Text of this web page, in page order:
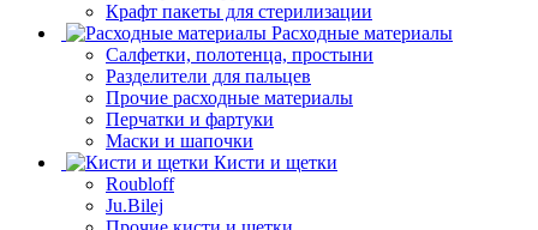
Крафт пакеты для стерилизации
Расходные материалы
Салфетки, полотенца, простыни
Разделители для пальцев
Прочие расходные материалы
Перчатки и фартуки
Маски и шапочки
Кисти и щетки
Roubloff
Ju.Bilej